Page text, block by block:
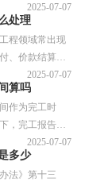
工验收，发包
工程之日为竣
算。
2025-07-07
处理
程领域常出现
、价款结算等
合同约定与相
协商、法律手
权益。
2025-07-07
算吗
作为完工时
，完工报告是
但还需结合合
律规定综合判
2025-07-07
多少
法》第十三